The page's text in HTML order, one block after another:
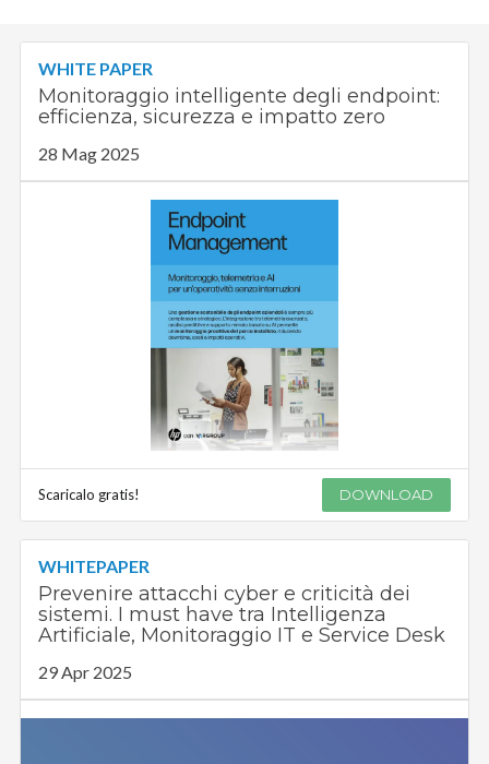
WHITE PAPER
Monitoraggio intelligente degli endpoint:
efficienza, sicurezza e impatto zero
28 Mag 2025
Scaricalo gratis! DOWNLOAD
WHITEPAPER
Prevenire attacchi cyber e criticità dei
sistemi. I must have tra Intelligenza
Artificiale, Monitoraggio IT e Service Desk
29 Apr 2025